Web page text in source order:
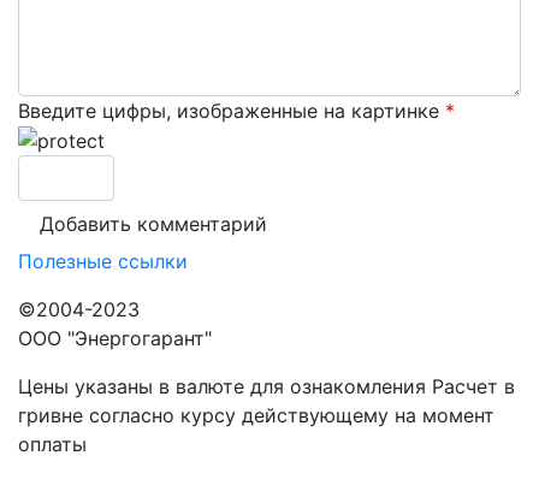
Введите цифры, изображенные на картинке *
Полезные ссылки
©2004-2023
ООО "Энергогарант"
Цены указаны в валюте для ознакомления Расчет в
гривне согласно курсу действующему на момент
оплаты